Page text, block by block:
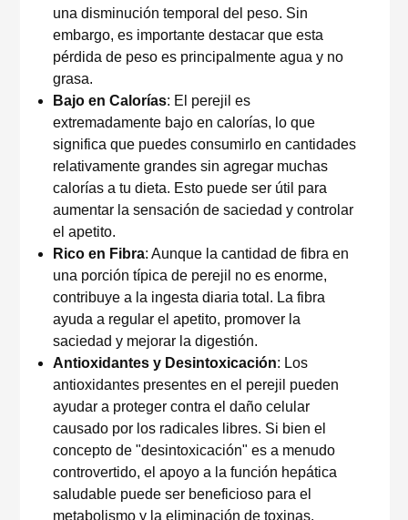
una disminución temporal del peso. Sin
embargo, es importante destacar que esta
pérdida de peso es principalmente agua y no
grasa.
Bajo en Calorías: El perejil es
extremadamente bajo en calorías, lo que
significa que puedes consumirlo en cantidades
relativamente grandes sin agregar muchas
calorías a tu dieta. Esto puede ser útil para
aumentar la sensación de saciedad y controlar
el apetito.
Rico en Fibra: Aunque la cantidad de fibra en
una porción típica de perejil no es enorme,
contribuye a la ingesta diaria total. La fibra
ayuda a regular el apetito, promover la
saciedad y mejorar la digestión.
Antioxidantes y Desintoxicación: Los
antioxidantes presentes en el perejil pueden
ayudar a proteger contra el daño celular
causado por los radicales libres. Si bien el
concepto de "desintoxicación" es a menudo
controvertido, el apoyo a la función hepática
saludable puede ser beneficioso para el
metabolismo y la eliminación de toxinas.